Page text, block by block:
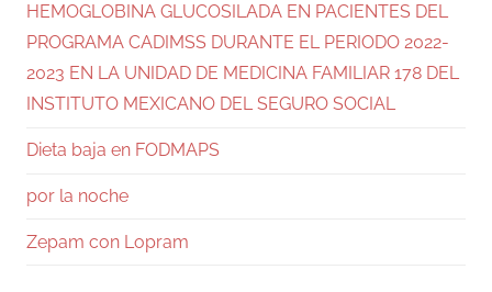
HEMOGLOBINA GLUCOSILADA EN PACIENTES DEL
PROGRAMA CADIMSS DURANTE EL PERIODO 2022-
2023 EN LA UNIDAD DE MEDICINA FAMILIAR 178 DEL
INSTITUTO MEXICANO DEL SEGURO SOCIAL
Dieta baja en FODMAPS
por la noche
Zepam con Lopram